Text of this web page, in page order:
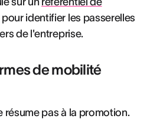
identifier les passerelles
de l'entreprise.
de mobilité
résume pas à la promotion.